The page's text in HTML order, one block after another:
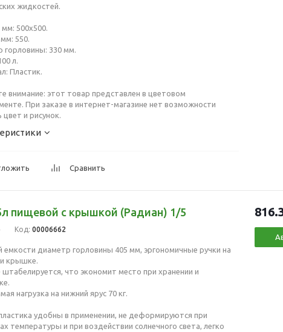
жидкостей.
500х500.
550.
горловины: 330 мм.
л.
Пластик.
внимание: этот товар представлен в цветовом
При заказе в интернет-магазине нет возможности
и рисунок.
Сравнить
пищевой с крышкой (Радиан) 1/5
Код: 00006662
емкости диаметр горловины 405 мм, эргономичные ручки на
крышке.
что экономит место при хранении и
нагрузка на нижний ярус 70 кг.
удобны в применении, не деформируются при
температуры и при воздействии солнечного света, легко